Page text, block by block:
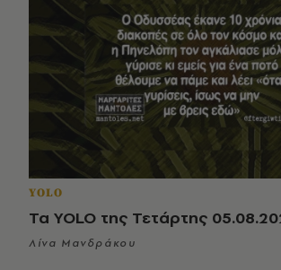
YOLO
Τα YOLO της Τετάρτης
Λίνα Μανδράκου